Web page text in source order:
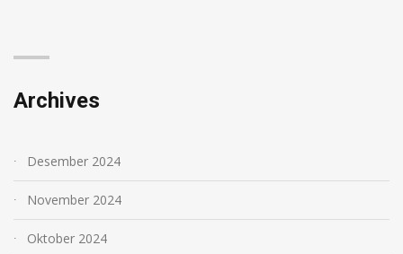
Archives
Desember 2024
November 2024
Oktober 2024